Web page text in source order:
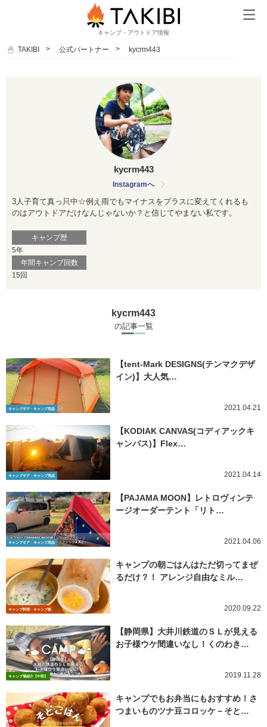
キャンプ・アウトドア情報
TAKIBI 公式パートナー kycrm443
kycrm443
Instagramへ
3人子育て真っ只中☆例え雨でもマイナスをプラスに変えてくれるも
のはアウトドアだけなんじゃないか？と信じてやまない私です。
キャンプ歴
5年
年間キャンプ回数
15回
kycrm443
の記事一覧
キャンプギア・キャンプ用品
【tent-Mark DESIGNS(テンマクデザ
イン)】大人気…
2021.04.21
キャンプギア・キャンプ用品
【KODIAK CANVAS(コディアックキ
ャンバス)】Flex…
2021.04.14
キャンプギア・キャンプ用品
【PAJAMA MOON】レトロヴィンテ
ージオーダーテント「リト…
2021.04.06
キャンプ料理・キャンプ飯
キャンプの朝ごはんはただ切ってまぜ
るだけ？！ アレンジ自由なミル…
2020.09.22
キャンプ場紹介【中部】
【静岡県】大井川鉄道のＳＬが見える
お子様ウケ間違いなし！くのわき…
2019.11.28
キャンプでもお弁当にもおすすめ！さ
つまいものツナ豆コロッケ－そと…